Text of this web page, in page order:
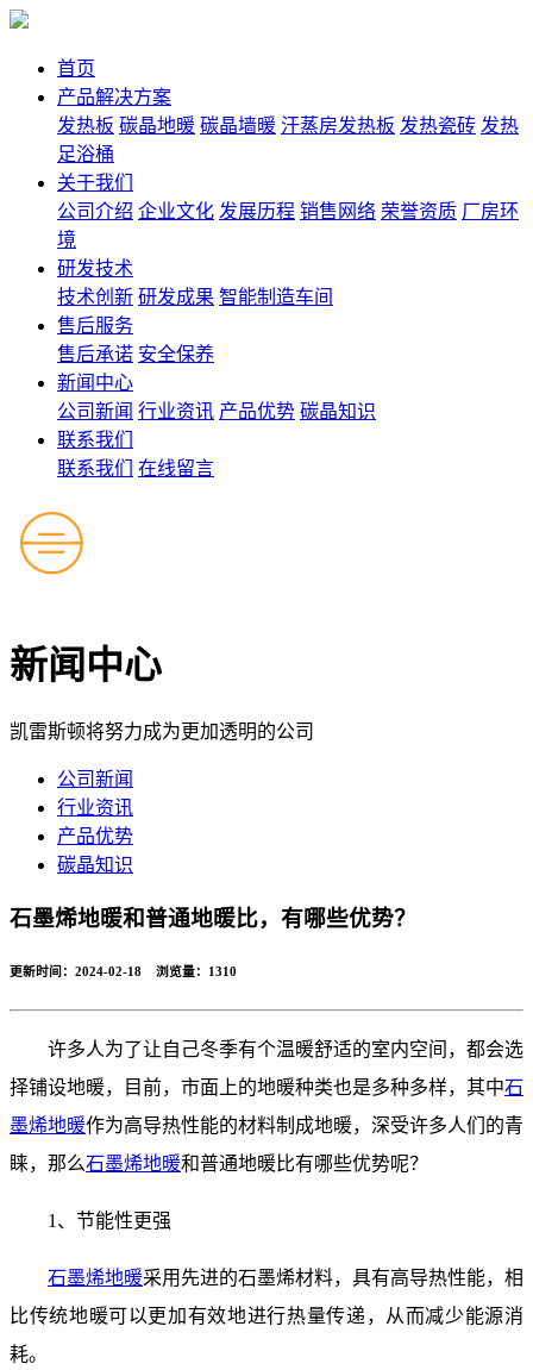
首页
产品解决方案
发热板 碳晶地暖 碳晶墙暖 汗蒸房发热板 发热瓷砖 发热
足浴桶
关于我们
公司介绍 企业文化 发展历程 销售网络 荣誉资质 厂房环
境
研发技术
技术创新 研发成果 智能制造车间
售后服务
售后承诺 安全保养
新闻中心
公司新闻 行业资讯 产品优势 碳晶知识
联系我们
联系我们
在线留言
新闻中心
凯雷斯顿将努力成为更加透明的公司
公司新闻
行业资讯
产品优势
碳晶知识
石墨烯地暖和普通地暖比，有哪些优势？
更新时间：2024-02-18 浏览量： 1310
许多人为了让自己冬季有个温暖舒适的室内空间，都会选
择铺设地暖，目前，市面上的地暖种类也是多种多样，其中石
墨烯地暖作为高导热性能的材料制成地暖，深受许多人们的青
睐，那么石墨烯地暖和普通地暖比有哪些优势呢？
1、节能性更强
石墨烯地暖采用先进的石墨烯材料，具有高导热性能，相
比传统地暖可以更加有效地进行热量传递，从而减少能源消
耗。